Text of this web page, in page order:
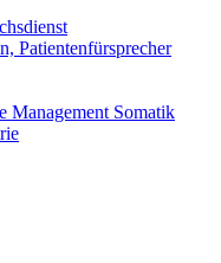
Patientenfürsprecher
Management Somatik